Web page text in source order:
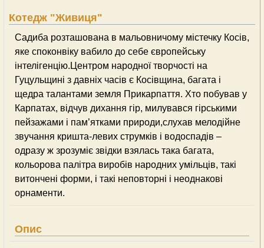
Котедж "Живиця"
Садиба розташована в мальовничому містечку Косів,
яке споконвіку вабило до себе європейську
інтелігенцію.Центром народної творчості на
Гуцульщині з давніх часів є Косівщина, багата і
щедра талантами земля Прикарпаття. Хто побував у
Карпатах, відчув дихання гір, милувався гірськими
пейзажами і пам’ятками природи,слухав мелодійне
звучання кришта-левих струмків і водоспадів –
одразу ж зрозуміє звідки взялась така багата,
кольорова палітра виробів народних умільців, такі
витончені форми, і такі неповторні і неоднакові
орнаменти.
Опис